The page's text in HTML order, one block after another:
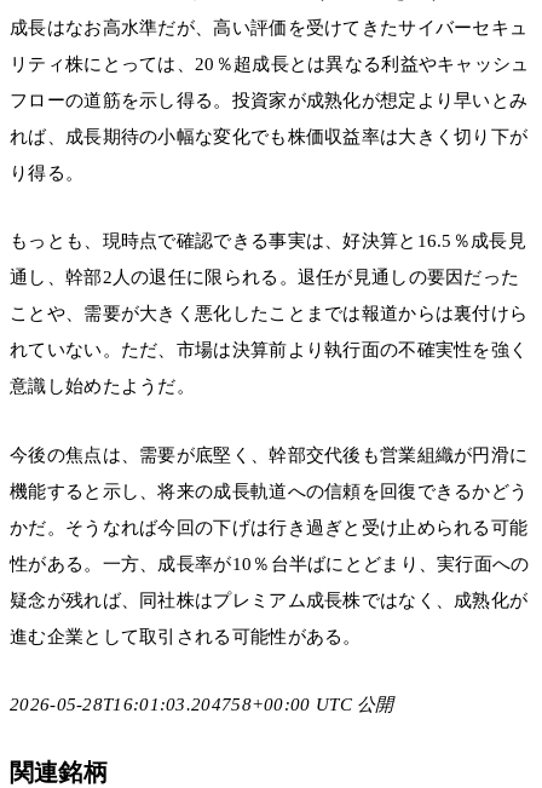
成長はなお高水準だが、高い評価を受けてきたサイバーセキュ
リティ株にとっては、20％超成長とは異なる利益やキャッシュ
フローの道筋を示し得る。投資家が成熟化が想定より早いとみ
れば、成長期待の小幅な変化でも株価収益率は大きく切り下が
り得る。
もっとも、現時点で確認できる事実は、好決算と16.5％成長見
通し、幹部2人の退任に限られる。退任が見通しの要因だった
ことや、需要が大きく悪化したことまでは報道からは裏付けら
れていない。ただ、市場は決算前より執行面の不確実性を強く
意識し始めたようだ。
今後の焦点は、需要が底堅く、幹部交代後も営業組織が円滑に
機能すると示し、将来の成長軌道への信頼を回復できるかどう
かだ。そうなれば今回の下げは行き過ぎと受け止められる可能
性がある。一方、成長率が10％台半ばにとどまり、実行面への
疑念が残れば、同社株はプレミアム成長株ではなく、成熟化が
進む企業として取引される可能性がある。
2026-05-28T16:01:03.204758+00:00 UTC 公開
関連銘柄